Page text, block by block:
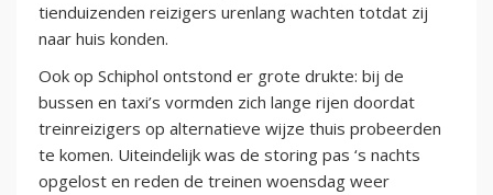
tienduizenden reizigers urenlang wachten totdat zij
naar huis konden.
Ook op Schiphol ontstond er grote drukte: bij de
bussen en taxi’s vormden zich lange rijen doordat
treinreizigers op alternatieve wijze thuis probeerden
te komen. Uiteindelijk was de storing pas ‘s nachts
opgelost en reden de treinen woensdag weer